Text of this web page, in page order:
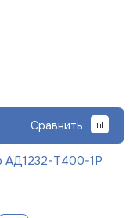
Сравнить
АД1232-Т400-1Р